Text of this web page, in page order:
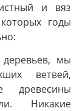
и вяз
годы
мы
ветвей,
древесины
Никакие